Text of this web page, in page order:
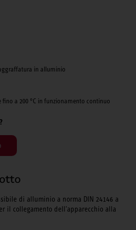
in alluminio
fino a 200 °C in funzionamento continuo
di alluminio a norma DIN 24146 a
il collegamento dell'apparecchio alla